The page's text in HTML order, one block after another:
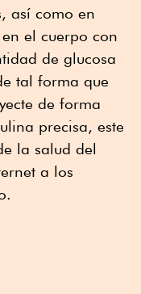
así como en
el cuerpo con
de glucosa
tal forma que
de forma
precisa, este
la salud del
a los